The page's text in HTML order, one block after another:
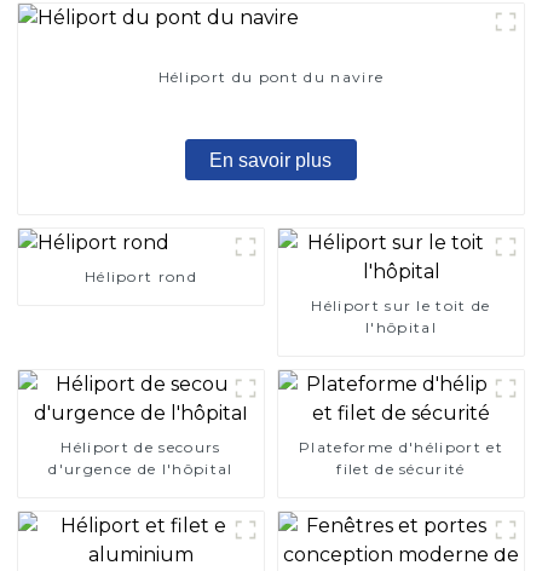
Héliport du pont du navire
En savoir plus
Héliport rond
Héliport sur le toit de
l'hôpital
Héliport de secours
d'urgence de l'hôpital
Plateforme d'héliport et
filet de sécurité